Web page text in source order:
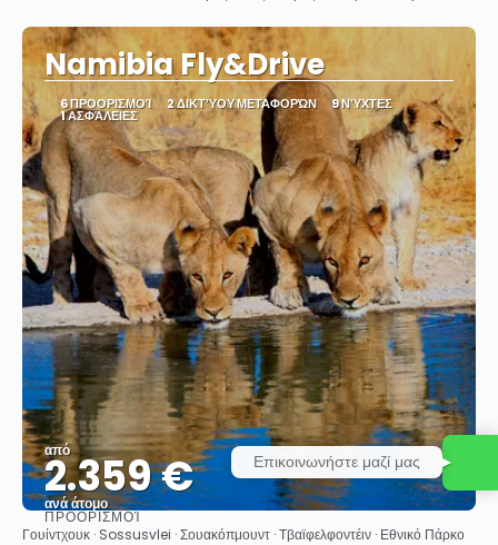
Βλέπω
Namibia Fly&Drive
6 ΠΡΟΟΡΙΣΜΟΊ 2 ΔΙΚΤΎΟΥ ΜΕΤΑΦΟΡΏΝ 9 ΝΎΧΤΕΣ
1 ΑΣΦΆΛΕΙΕΣ
από
2.359 €
ανά άτομο
Βλέπω
ΠΡΟΟΡΙΣΜΟΊ
Γουίντχουκ · Sossusvlei · Σουακόπμουντ · Τβαϊφελφοντέιν · Εθνικό Πάρκο
Επικοινωνήστε μαζί μας